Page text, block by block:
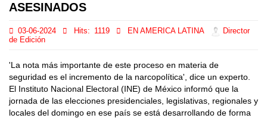
ASESINADOS
03-06-2024 Hits: 1119 EN AMERICA LATINA
Director
de Edición
'La nota más importante de este proceso en materia de
seguridad es el incremento de la narcopolítica', dice un experto.
El Instituto Nacional Electoral (INE) de México informó que la
jornada de las elecciones presidenciales, legislativas, regionales y
locales del domingo en ese país se está desarrollando de forma